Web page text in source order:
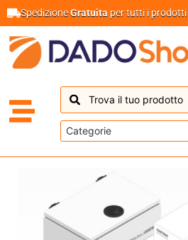
SpedizioneGratuita per tutti i prodotti